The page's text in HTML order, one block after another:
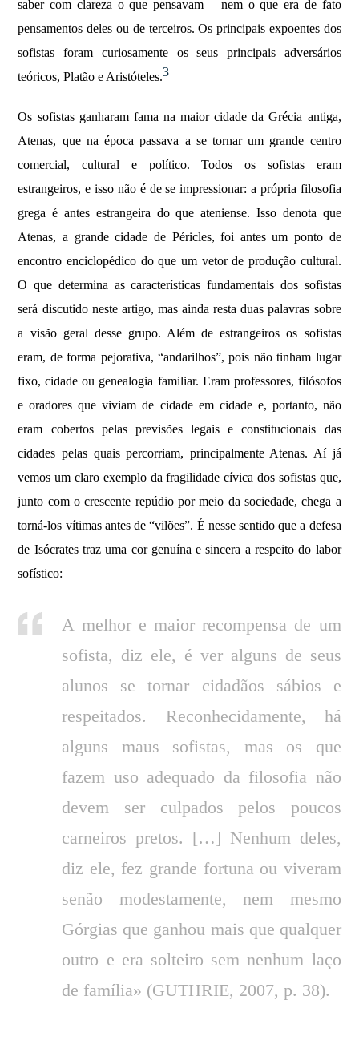
saber com clareza o que pensavam – nem o que era de fato
pensamentos deles ou de terceiros. Os principais expoentes dos
sofistas foram curiosamente os seus principais adversários
teóricos, Platão e Aristóteles.3
Os sofistas ganharam fama na maior cidade da Grécia antiga,
Atenas, que na época passava a se tornar um grande centro
comercial, cultural e político. Todos os sofistas eram
estrangeiros, e isso não é de se impressionar: a própria filosofia
grega é antes estrangeira do que ateniense. Isso denota que
Atenas, a grande cidade de Péricles, foi antes um ponto de
encontro enciclopédico do que um vetor de produção cultural.
O que determina as características fundamentais dos sofistas
será discutido neste artigo, mas ainda resta duas palavras sobre
a visão geral desse grupo. Além de estrangeiros os sofistas
eram, de forma pejorativa, “andarilhos”, pois não tinham lugar
fixo, cidade ou genealogia familiar. Eram professores, filósofos
e oradores que viviam de cidade em cidade e, portanto, não
eram cobertos pelas previsões legais e constitucionais das
cidades pelas quais percorriam, principalmente Atenas. Aí já
vemos um claro exemplo da fragilidade cívica dos sofistas que,
junto com o crescente repúdio por meio da sociedade, chega a
torná-los vítimas antes de “vilões”. É nesse sentido que a defesa
de Isócrates traz uma cor genuína e sincera a respeito do labor
sofístico:
A melhor e maior recompensa de um
sofista, diz ele, é ver alguns de seus
alunos se tornar cidadãos sábios e
respeitados. Reconhecidamente, há
alguns maus sofistas, mas os que
fazem uso adequado da filosofia não
devem ser culpados pelos poucos
carneiros pretos. […] Nenhum deles,
diz ele, fez grande fortuna ou viveram
senão modestamente, nem mesmo
Górgias que ganhou mais que qualquer
outro e era solteiro sem nenhum laço
de família» (GUTHRIE, 2007, p. 38).